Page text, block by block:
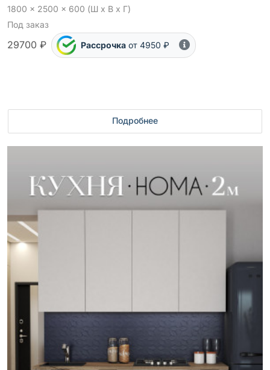
1800 x 2500 x 600 (Ш x В x Г)
Под заказ
29700 ₽ Рассрочка от 4950 ₽
Подробнее